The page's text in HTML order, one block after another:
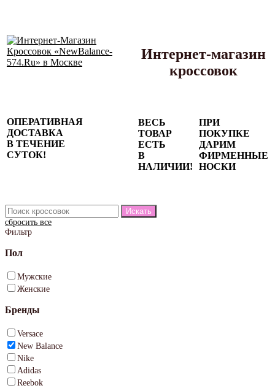
Интернет-магазин
кроссовок
ОПЕРАТИВНАЯ
ДОСТАВКА
В ТЕЧЕНИЕ
СУТОК!
ВЕСЬ
ТОВАР
ЕСТЬ
В
НАЛИЧИИ!
ПРИ
ПОКУПКЕ
ДАРИМ
ФИРМЕННЫЕ
НОСКИ
сбросить все
Фильтр
Пол
Мужские
Женские
Бренды
Versace
New Balance
Nike
Adidas
Reebok